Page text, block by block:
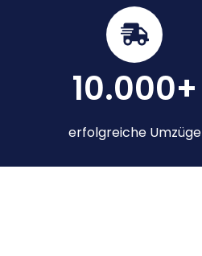
10.000+
erfolgreiche Umzüge